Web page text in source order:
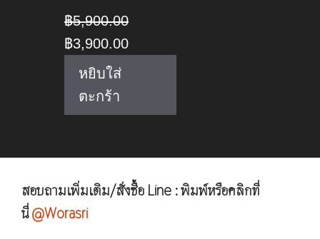
฿5,900.00
Original
price
฿5,900.00.
฿3,900.00Current
฿3,900.00.
หยิบใส่
ตะกร้า
สอบถามเพิ่มเติม/สั่งซื้อ Line : พิมพ์หรือคลิกที่
นี่@Worasri